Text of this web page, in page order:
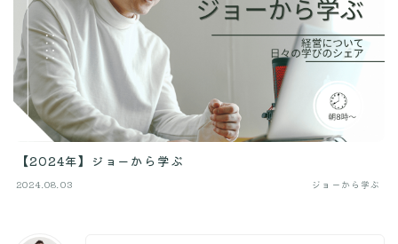
【2024年】ジョーから学ぶ
2024.08.03 ジョーから学ぶ